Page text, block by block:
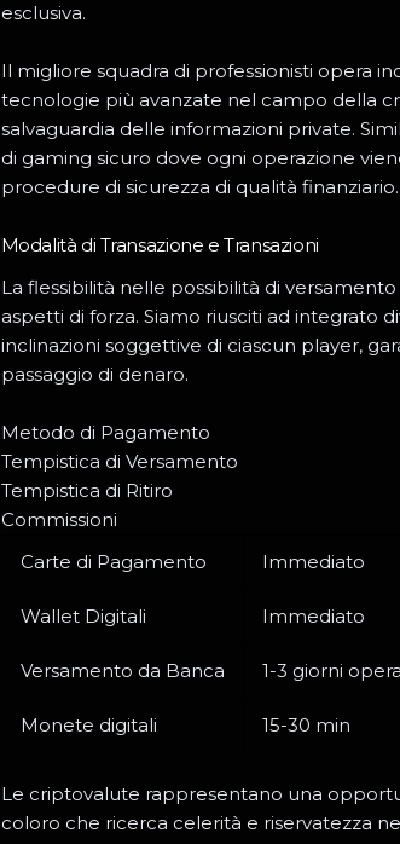
esclusiva.
Il migliore squadra di professionisti opera
tecnologie più avanzate nel campo della
salvaguardia delle informazioni private.
di gaming sicuro dove ogni operazione
procedure di sicurezza di qualità finanziario.
Modalità di Transazione e Transazioni
La flessibilità nelle possibilità di
aspetti di forza. Siamo riusciti ad integrato
inclinazioni soggettive di ciascun player,
passaggio di denaro.
Metodo di Pagamento
Tempistica di Versamento
Tempistica di Ritiro
Commissioni
Carte di Pagamento
Immediato
Wallet Digitali Immediato
Versamento da Banca 1-3 giorni
Monete digitali 15-30 min
Le criptovalute rappresentano una
coloro che ricerca celerità e riservatezza